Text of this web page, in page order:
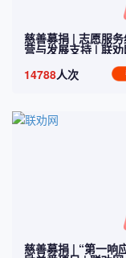
慈善募捐 | 志愿服
营与发展支持| 联劝
14788人次
慈善募捐 | “第一响